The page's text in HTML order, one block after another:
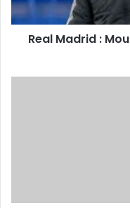
du
PSG
Real Madrid :
play-